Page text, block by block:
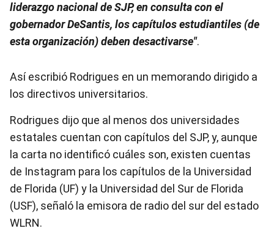
liderazgo nacional de SJP, en consulta con el
gobernador DeSantis, los capítulos estudiantiles (de
esta organización) deben desactivarse".
Así escribió Rodrigues en un memorando dirigido a
los directivos universitarios.
Rodrigues dijo que al menos dos universidades
estatales cuentan con capítulos del SJP, y, aunque
la carta no identificó cuáles son, existen cuentas
de Instagram para los capítulos de la Universidad
de Florida (UF) y la Universidad del Sur de Florida
(USF), señaló la emisora de radio del sur del estado
WLRN.